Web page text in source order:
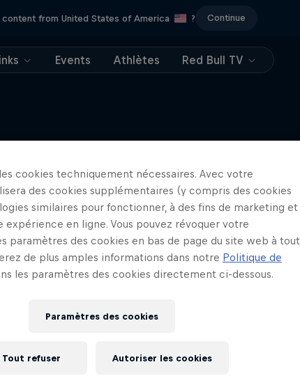
content from United States of America ? Continue
Events Athlètes Red Bull TV
J'en veux encore !
cookies techniquement nécessaires. Avec votre
des cookies supplémentaires (y compris des cookies
similaires pour fonctionner, à des fins de marketing et
en ligne. Vous pouvez révoquer votre
paramètres des cookies en bas de page du site web à tout
de plus amples informations dans notre Politique de
les paramètres des cookies directement ci-dessous.
Paramètres des cookies
Tout refuser Autoriser les cookies